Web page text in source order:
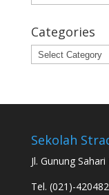
Categories
Categories
Sekolah
Jl. Gunung
Tel. (021)-